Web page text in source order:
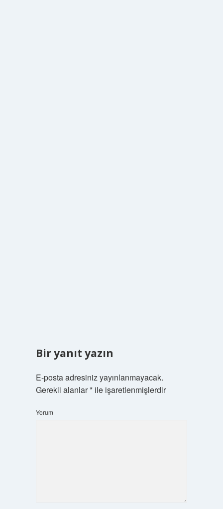
Bir yanıt yazın
E-posta adresiniz yayınlanmayacak.
Gerekli alanlar*ile işaretlenmişlerdir
Yorum